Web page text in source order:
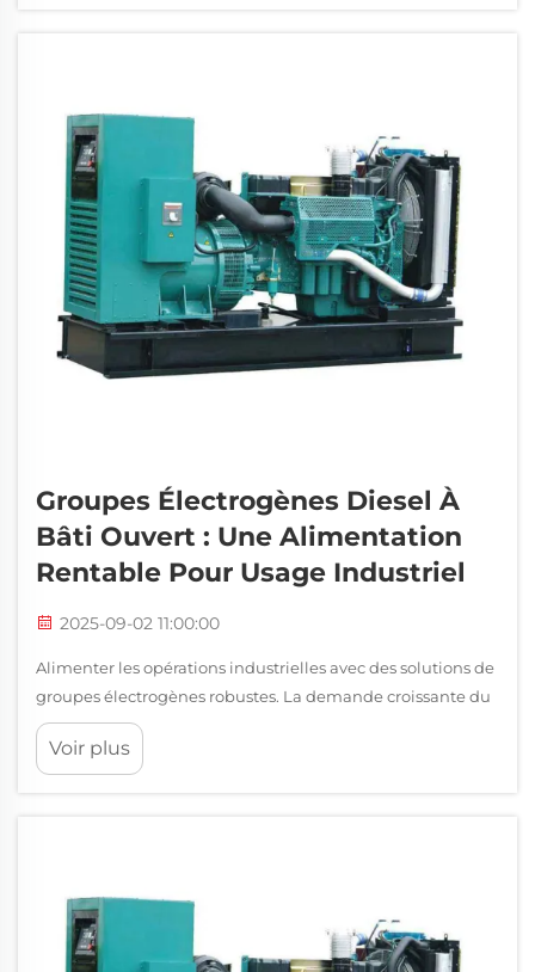
Groupes Électrogènes Diesel À
Bâti Ouvert : Une Alimentation
Rentable Pour Usage Industriel
2025-09-02 11:00:00
Alimenter les opérations industrielles avec des solutions de
groupes électrogènes robustes. La demande croissante du
secteur industriel en solutions d'alimentation fiables a
placé les groupes électrogènes diesel à bâti ouvert au
Voir plus